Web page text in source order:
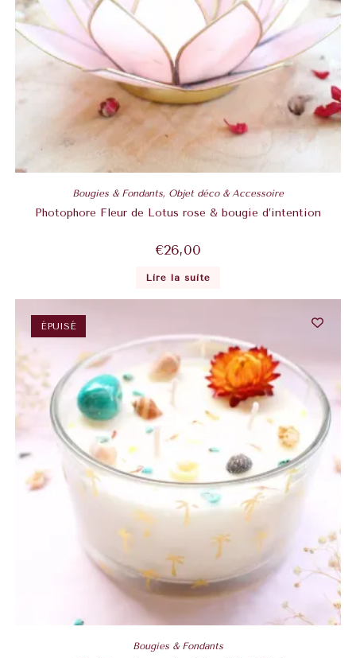
Bougies & Fondants, Objet déco & Accessoire
Photophore Fleur de Lotus rose & bougie d’intention
€26,00
Lire la suite
ÉPUISÉ
Bougies & Fondants